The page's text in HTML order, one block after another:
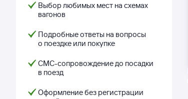
Выбор любимых мест на схемах
вагонов
Подробные ответы на вопросы
о поездке или покупке
СМС-сопровождение до посадки
в поезд
Оформление без регистрации